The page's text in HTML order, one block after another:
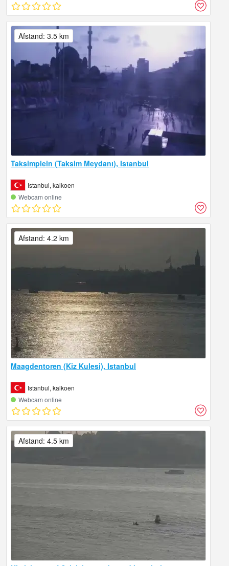
Taksimplein (Taksim Meydanı), Istanbul
Istanbul, kalkoen
Webcam online
Afstand: 3.5 km
Maagdentoren (Kiz Kulesi), Istanbul
Istanbul, kalkoen
Webcam online
Afstand: 4.2 km
Afstand: 4.5 km